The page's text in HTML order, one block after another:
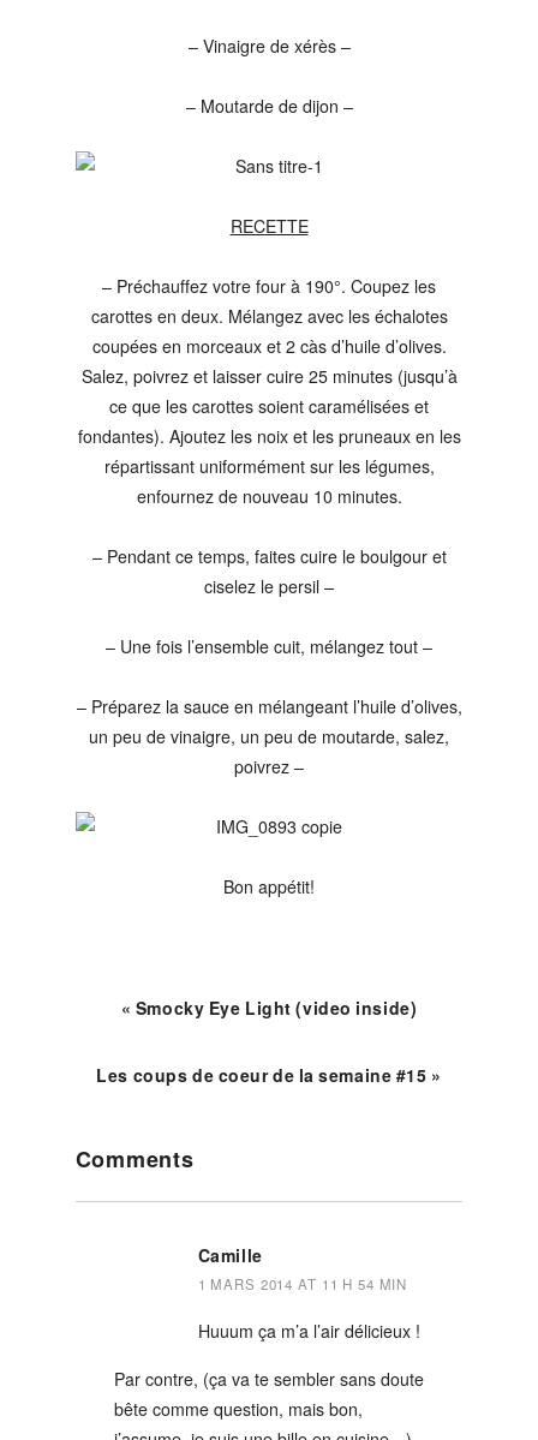
– Vinaigre de xérès –
– Moutarde de dijon –
RECETTE
– Préchauffez votre four à 190°. Coupez les
carottes en deux. Mélangez avec les échalotes
coupées en morceaux et 2 càs d’huile d’olives.
Salez, poivrez et laisser cuire 25 minutes (jusqu’à
ce que les carottes soient caramélisées et
fondantes). Ajoutez les noix et les pruneaux en les
répartissant uniformément sur les légumes,
enfournez de nouveau 10 minutes.
– Pendant ce temps, faites cuire le boulgour et
ciselez le persil –
– Une fois l’ensemble cuit, mélangez tout –
– Préparez la sauce en mélangeant l’huile d’olives,
un peu de vinaigre, un peu de moutarde, salez,
poivrez –
Bon appétit!
« Smocky Eye Light (video inside)
Les coups de coeur de la semaine #15 »
Interactions
Comments
Camille
1 MARS 2014 AT 11 H 54 MIN
Huuum ça m’a l’air délicieux !
Par contre, (ça va te sembler sans doute
bête comme question, mais bon,